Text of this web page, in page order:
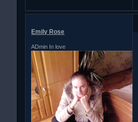
Emily Rose
ADmin In love